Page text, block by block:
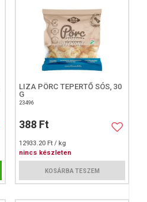
LIZA PÖRC TEPERTŐ SÓS, 30
G
23496
388 Ft
12933.20 Ft / kg
nincs készleten
KOSÁRBA TESZEM